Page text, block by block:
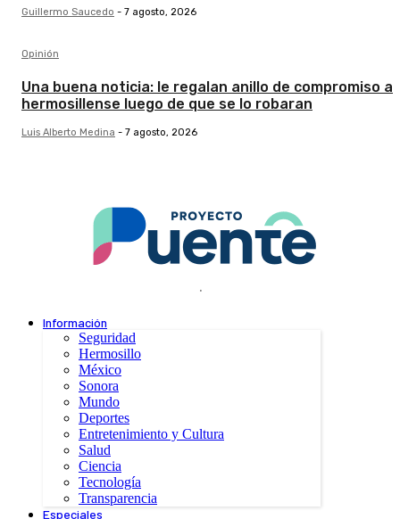
Guillermo Saucedo - 7 agosto, 2026
Opinión
Una buena noticia: le regalan anillo de compromiso a
hermosillense luego de que se lo robaran
Luis Alberto Medina - 7 agosto, 2026
.
Información
Seguridad
Hermosillo
México
Sonora
Mundo
Deportes
Entretenimiento y Cultura
Salud
Ciencia
Tecnología
Transparencia
Especiales